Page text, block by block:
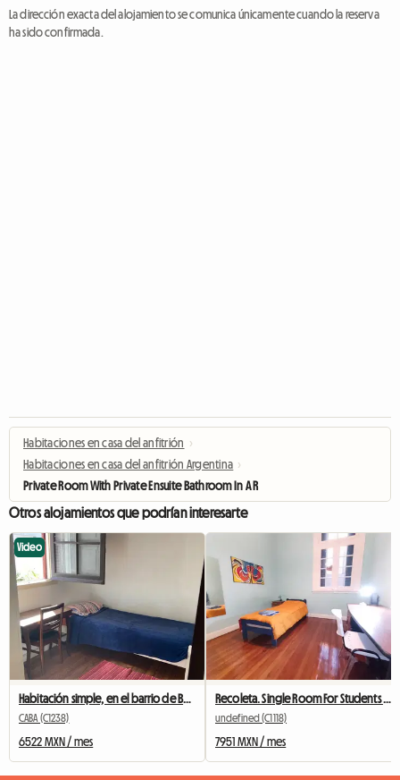
La dirección exacta del alojamiento se comunica únicamente cuando la reserva
ha sido confirmada.
Habitaciones en casa del anfitrión ›
Habitaciones en casa del anfitrión Argentina ›
Private Room With Private Ensuite Bathroom In A Recicled 190
Otros alojamientos que podrían interesarte
Video
Habitación simple, en el barrio de Boedo
CABA (C1238)
6522 MXN / mes
undefined (C1118)
7951 MXN / mes